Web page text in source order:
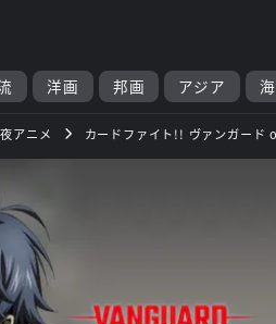
洋画 邦画 アジア
アニメ カードファイト!! ヴァンガード